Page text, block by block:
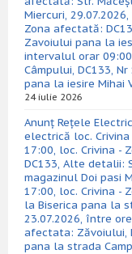
Miercuri,
Zona afectată:
Zavoiului pana la
intervalul orar
Câmpului, DC133,
pana la iesire Mihai
24 iulie 2026
Anunț Rețele
electrică loc.
17:00, loc. Crivina -
DC133, Alte detalii:
magazinul Doi pasi
17:00, loc. Crivina -
la Biserica pana la
23.07.2026, între
afectata: Zăvoiului,
pana la strada